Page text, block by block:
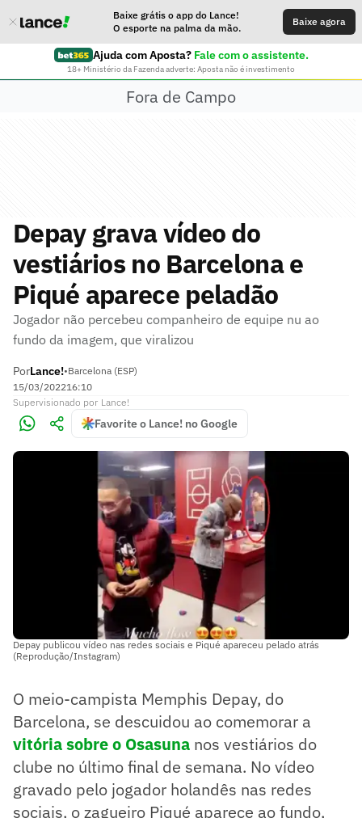
Baixe grátis o app do Lance!
O esporte na palma da mão.
Baixe agora
Ajuda com Aposta? Fale com o assistente.
18+ Ministério da Fazenda adverte: Aposta não é investimento
Fora de Campo
Depay grava vídeo do
vestiários no Barcelona e
Piqué aparece peladão
Jogador não percebeu companheiro de equipe nu ao
fundo da imagem, que viralizou
PorLance!•Barcelona (ESP)
15/03/202216:10
Supervisionado por Lance!
Favorite o Lance! no Google
Depay publicou vídeo nas redes sociais e Piqué apareceu pelado atrás
(Reprodução/Instagram)
O meio-campista Memphis Depay, do
Barcelona, se descuidou ao comemorar a
vitória sobre o Osasuna nos vestiários do
clube no último final de semana. No vídeo
gravado pelo jogador holandês nas redes
sociais, o zagueiro Piqué aparece ao fundo,